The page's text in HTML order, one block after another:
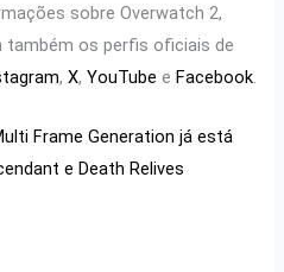
sobre Overwatch 2,
também os perfis oficiais de
,X,YouTube eFacebook.
Frame Generation já está
e Death Relives